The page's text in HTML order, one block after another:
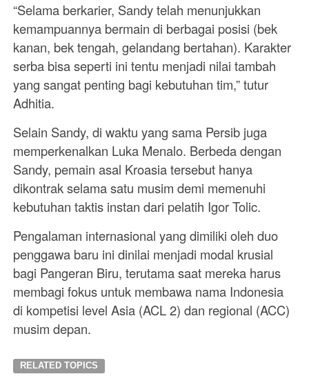
“Selama berkarier, Sandy telah menunjukkan
kemampuannya bermain di berbagai posisi (bek
kanan, bek tengah, gelandang bertahan). Karakter
serba bisa seperti ini tentu menjadi nilai tambah
yang sangat penting bagi kebutuhan tim,” tutur
Adhitia.
Selain Sandy, di waktu yang sama Persib juga
memperkenalkan Luka Menalo. Berbeda dengan
Sandy, pemain asal Kroasia tersebut hanya
dikontrak selama satu musim demi memenuhi
kebutuhan taktis instan dari pelatih Igor Tolic.
Pengalaman internasional yang dimiliki oleh duo
penggawa baru ini dinilai menjadi modal krusial
bagi Pangeran Biru, terutama saat mereka harus
membagi fokus untuk membawa nama Indonesia
di kompetisi level Asia (ACL 2) dan regional (ACC)
musim depan.
RELATED TOPICS